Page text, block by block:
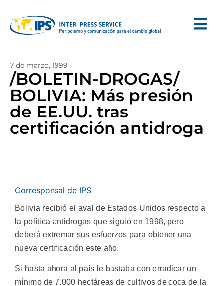
7 de marzo, 1999
/BOLETIN-DROGAS/
BOLIVIA: Más presión
de EE.UU. tras
certificación antidroga
Corresponsal de IPS
Bolivia recibió el aval de Estados Unidos respecto a
la política antidrogas que siguió en 1998, pero
deberá extremar sus esfuerzos para obtener una
nueva certificación este año.
Si hasta ahora al país le bastaba con erradicar un
mínimo de 7.000 hectáreas de cultivos de coca de la